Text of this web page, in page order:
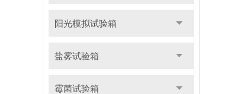
阳光模拟试验箱
盐雾试验箱
霉菌试验箱